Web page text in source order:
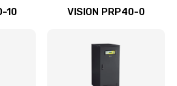
10 VISION PRP40-0